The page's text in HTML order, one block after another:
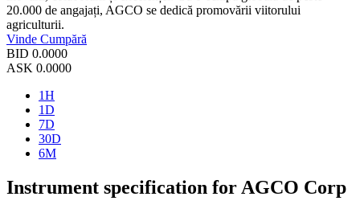
20.000 de angajați, AGCO se dedică promovării viitorului
agriculturii.
Vinde Cumpără
BID 0.0000
ASK 0.0000
1H
1D
7D
30D
6M
Instrument specification for AGCO Corp